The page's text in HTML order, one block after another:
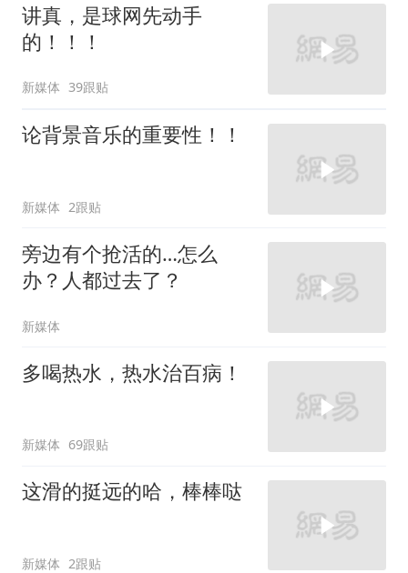
讲真，是球网先动手
的！！！
新媒体 39跟贴
论背景音乐的重要性！！
新媒体 2跟贴
旁边有个抢活的…怎么
办？人都过去了？
新媒体
多喝热水，热水治百病！
新媒体 69跟贴
这滑的挺远的哈，棒棒哒
新媒体 2跟贴